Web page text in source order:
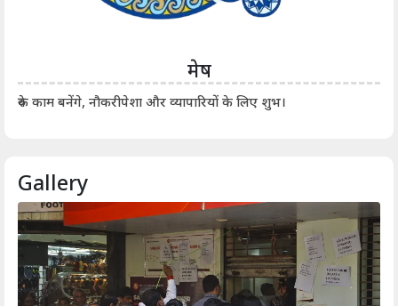
मेष
रुके काम बनेंगे, नौकरीपेशा और व्यापारियों के लिए शुभ।
Gallery